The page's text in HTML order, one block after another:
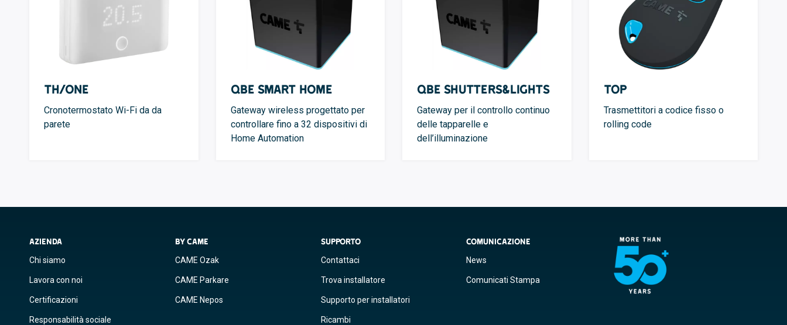
TH/ONE
Cronotermostato Wi-Fi da da
parete
QBE Smart Home
Gateway wireless progettato per
controllare fino a 32 dispositivi di
Home Automation
QBE Shutters&Lights
Gateway per il controllo continuo
delle tapparelle e
dell’illuminazione
TOP
Trasmettitori a codice fisso o
rolling code
AZIENDA
Chi siamo
Lavora con noi
Certificazioni
Responsabilità sociale
BY CAME
CAME Ozak
CAME Parkare
CAME Nepos
SUPPORTO
Contattaci
Trova installatore
Supporto per installatori
Ricambi
COMUNICAZIONE
News
Comunicati Stampa